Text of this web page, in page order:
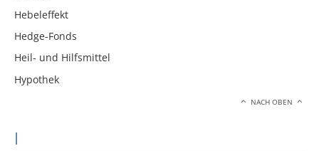
Hebeleffekt
Hedge-Fonds
Heil- und Hilfsmittel
Hypothek
NACH OBEN
I